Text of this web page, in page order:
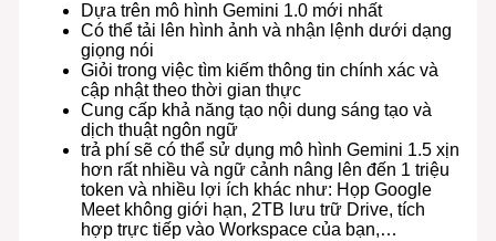
Dựa trên mô hình Gemini 1.0 mới nhất
Có thể tải lên hình ảnh và nhận lệnh dưới dạng
giọng nói
Giỏi trong việc tìm kiếm thông tin chính xác và
cập nhật theo thời gian thực
Cung cấp khả năng tạo nội dung sáng tạo và
dịch thuật ngôn ngữ
trả phí sẽ có thể sử dụng mô hình Gemini 1.5 xịn
hơn rất nhiều và ngữ cảnh nâng lên đến 1 triệu
token và nhiều lợi ích khác như: Họp Google
Meet không giới hạn, 2TB lưu trữ Drive, tích
hợp trực tiếp vào Workspace của bạn,…